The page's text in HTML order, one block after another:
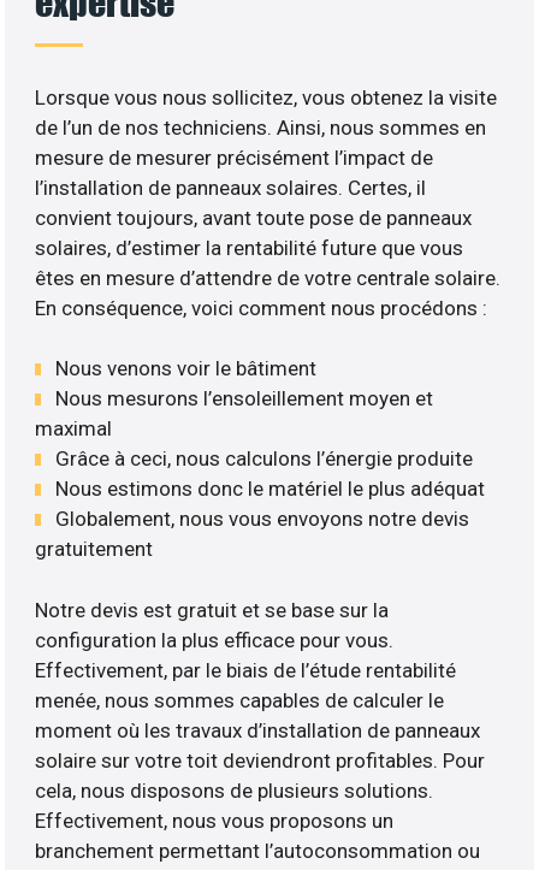
Lorsque vous nous sollicitez, vous obtenez la visite
de l’un de nos techniciens. Ainsi, nous sommes en
mesure de mesurer précisément l’impact de
l’installation de panneaux solaires. Certes, il
convient toujours, avant toute pose de panneaux
solaires, d’estimer la rentabilité future que vous
êtes en mesure d’attendre de votre centrale solaire.
En conséquence, voici comment nous procédons :
Nous venons voir le bâtiment
Nous mesurons l’ensoleillement moyen et
maximal
Grâce à ceci, nous calculons l’énergie produite
Nous estimons donc le matériel le plus adéquat
Globalement, nous vous envoyons notre devis
gratuitement
Notre devis est gratuit et se base sur la
configuration la plus efficace pour vous.
Effectivement, par le biais de l’étude rentabilité
menée, nous sommes capables de calculer le
moment où les travaux d’installation de panneaux
solaire sur votre toit deviendront profitables. Pour
cela, nous disposons de plusieurs solutions.
Effectivement, nous vous proposons un
branchement permettant l’autoconsommation ou